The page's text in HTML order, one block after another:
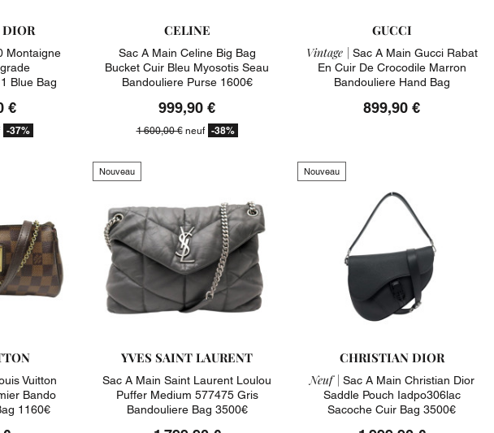
Montaigne
Blue Bag
€
-37%
CELINE
Sac A Main Celine Big Bag
Bucket Cuir Bleu Myosotis Seau
Bandouliere Purse 1600€
999,90 €
1 600,00 €neuf -38%
GUCCI
Vintage | Sac A Main Gucci Rabat
En Cuir De Crocodile Marron
Bandouliere Hand Bag
899,90 €
Vuitton
Bando
1160€
Nouveau
YVES SAINT LAURENT
Sac A Main Saint Laurent Loulou
Puffer Medium 577475 Gris
Bandouliere Bag 3500€
Nouveau
CHRISTIAN DIOR
Neuf | Sac A Main Christian Dior
Saddle Pouch Iadpo306lac
Sacoche Cuir Bag 3500€